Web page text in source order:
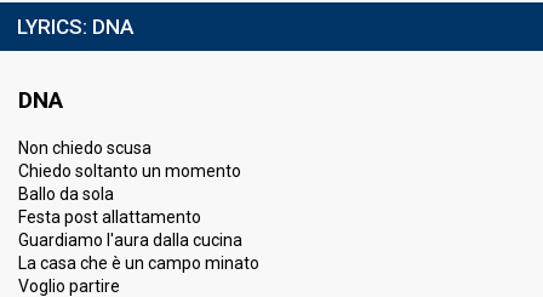
LYRICS: DNA
DNA
Non chiedo scusa
Chiedo soltanto un momento
Ballo da sola
Festa post allattamento
Guardiamo l'aura dalla cucina
La casa che è un campo minato
Voglio partire